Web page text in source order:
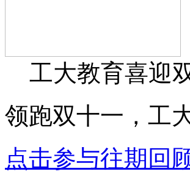
工大教育喜迎
领跑双十一，工
点击参与往期回